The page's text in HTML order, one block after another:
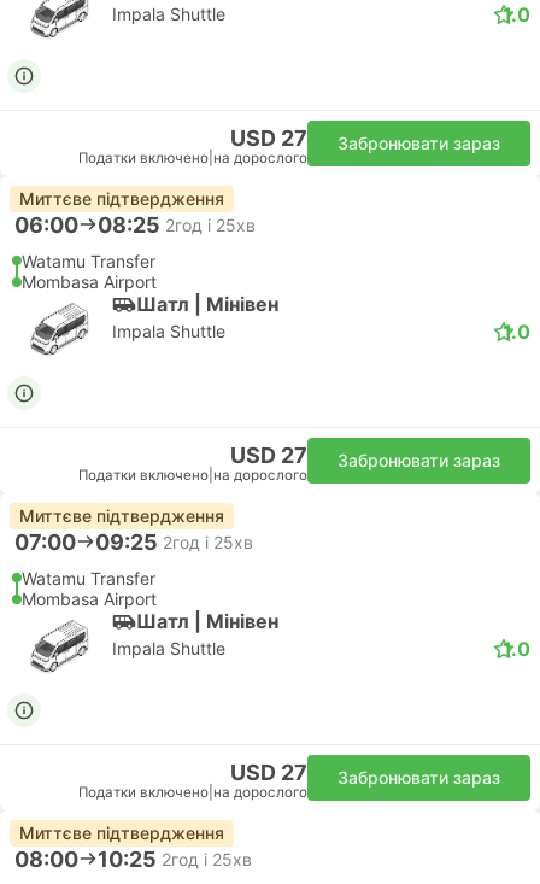
Impala Shuttle 1.0
USD 27
Податки включено на дорослого
Забронювати зараз
Миттєве підтвердження
06:00 08:25 2год і 25хв
Watamu Transfer
Mombasa Airport
Шатл | Мiнiвен
Impala Shuttle 1.0
USD 27
Податки включено на дорослого
Забронювати зараз
Миттєве підтвердження
07:00 09:25 2год і 25хв
Watamu Transfer
Mombasa Airport
Шатл | Мiнiвен
Impala Shuttle 1.0
USD 27
Податки включено на дорослого
Забронювати зараз
Миттєве підтвердження
08:00 10:25 2год і 25хв